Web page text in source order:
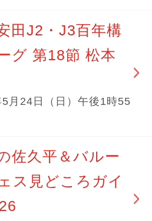
田J2・J3百年構
グ 第18節 松本
月24日（日）午後1時55
佐久平＆バルー
ス見どころガイ